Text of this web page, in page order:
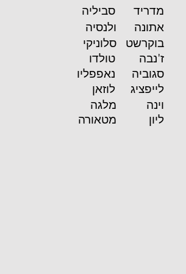
סביליה
ולנסיה
מדריד
סלוניקי
אתונה
טולדו
בוקרשט
נאפפליו
ז'נבה
לוזאן
סגוביה
מלגה
לייפציג
מטאורה
וינה
ליון